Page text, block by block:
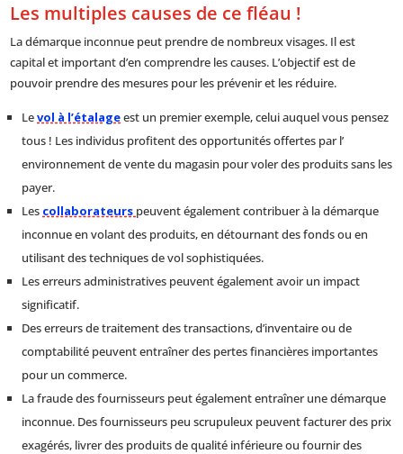
Les multiples causes de ce fléau !
La démarque inconnue peut prendre de nombreux visages. Il est
capital et important d’en comprendre les causes. L’objectif est de
pouvoir prendre des mesures pour les prévenir et les réduire.
Levol à l’étalageest un premier exemple, celui auquel vous pensez
tous ! Les individus profitent des opportunités offertes par l’
environnement de vente du magasin pour voler des produits sans les
payer.
Les collaborateurs peuvent également contribuer à la démarque
inconnue en volant des produits, en détournant des fonds ou en
utilisant des techniques de vol sophistiquées.
Les erreurs administratives peuvent également avoir un impact
significatif.
Des erreurs de traitement des transactions, d’inventaire ou de
comptabilité peuvent entraîner des pertes financières importantes
pour un commerce.
La fraude des fournisseurs peut également entraîner une démarque
inconnue. Des fournisseurs peu scrupuleux peuvent facturer des prix
exagérés, livrer des produits de qualité inférieure ou fournir des